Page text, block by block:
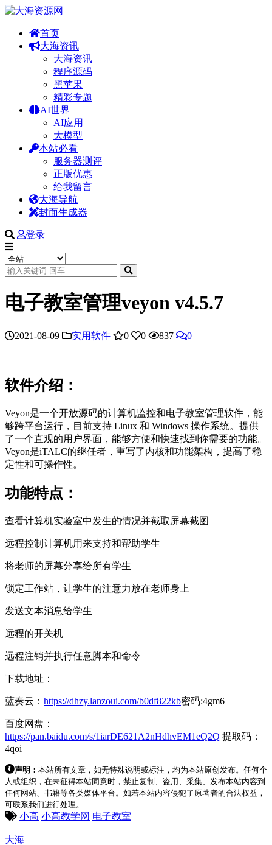
首页
大海资讯
大海资讯
程序源码
黑苹果
精彩专题
AI世界
AI应用
大模型
本站必看
服务器测评
正版优惠
给我留言
大海导航
封面生成器
登录
电子教室管理veyon v4.5.7
2021-08-09 实用软件 0 0 837 0
软件介绍：
Veyon是一个开放源码的计算机监控和电子教室管理软件，能
够跨平台运行，目前支持 Linux 和 Windows 操作系统。提供
了一个直观的用户界面，能够方便和快速找到你需要的功能。
Veyon是iTALC的继任者，重写了内核和功能架构，提高了稳
定性和可操作性。
功能特点：
查看计算机实验室中发生的情况并截取屏幕截图
远程控制计算机用来支持和帮助学生
将老师的屏幕分享给所有学生
锁定工作站，让学生的注意力放在老师身上
发送文本消息给学生
远程的开关机
远程注销并执行任意脚本和命令
下载地址：
蓝奏云： https://dhzy.lanzoui.com/b0df822kb密码:4gm6
百度网盘：
https://pan.baidu.com/s/1iarDE621A2nHdhvEM1eQ2Q 提取码：
4qoi
声明： 本站所有文章，如无特殊说明或标注，均为本站原创发布。任何个
人或组织，在未征得本站同意时，禁止复制、盗用、采集、发布本站内容到
任何网站、书籍等各类媒体平台。如若本站内容侵犯了原著者的合法权益，
可联系我们进行处理。
小高 小高教学网 电子教室
大海